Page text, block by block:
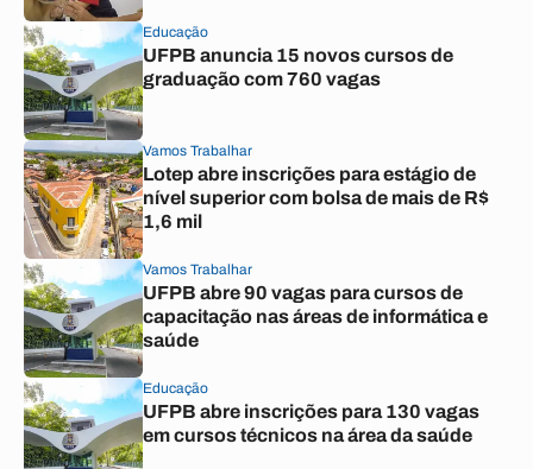
Educação
UFPB anuncia 15 novos cursos de
graduação com 760 vagas
Vamos Trabalhar
Lotep abre inscrições para estágio de
nível superior com bolsa de mais de R$
1,6 mil
Vamos Trabalhar
UFPB abre 90 vagas para cursos de
capacitação nas áreas de informática e
saúde
Educação
UFPB abre inscrições para 130 vagas
em cursos técnicos na área da saúde